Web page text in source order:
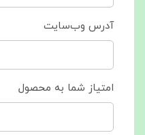
آدرس وب‌سایت
امتیاز شما به محصول